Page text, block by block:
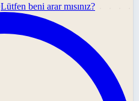
Lütfen beni arar mısınız?